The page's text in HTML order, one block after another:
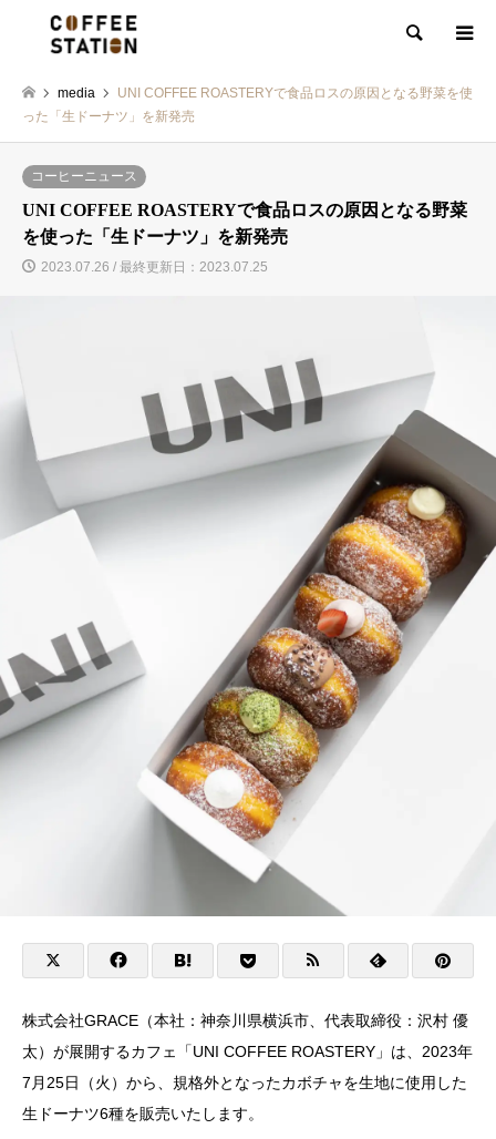
検索
media
UNI COFFEE ROASTERYで食品ロスの原因となる野菜を使
った「生ドーナツ」を新発売
コーヒーニュース
UNI COFFEE ROASTERYで食品ロスの原因となる野菜
を使った「生ドーナツ」を新発売
2023.07.26 / 最終更新日：2023.07.25
株式会社GRACE（本社：神奈川県横浜市、代表取締役：沢村 優
太）が展開するカフェ「UNI COFFEE ROASTERY」は、2023年
7月25日（火）から、規格外となったカボチャを生地に使用した
生ドーナツ6種を販売いたします。